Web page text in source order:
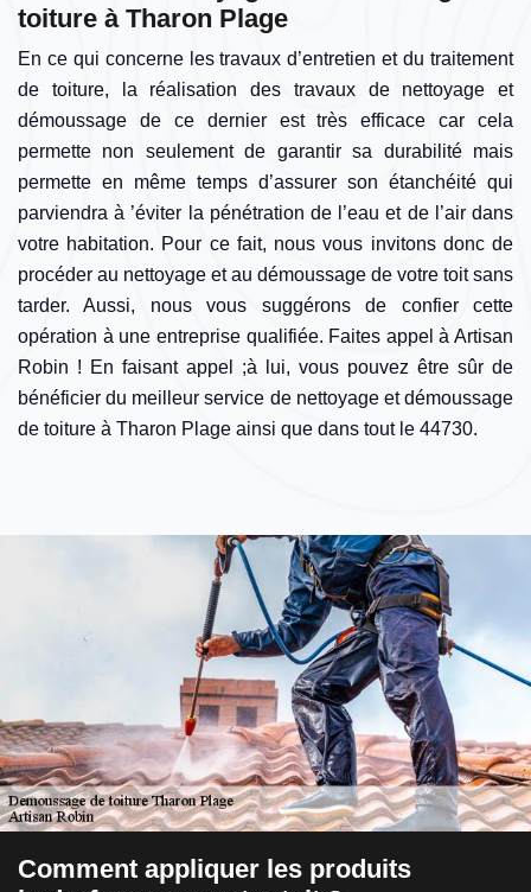
toiture à Tharon Plage
En ce qui concerne les travaux d’entretien et du traitement
de toiture, la réalisation des travaux de nettoyage et
démoussage de ce dernier est très efficace car cela
permette non seulement de garantir sa durabilité mais
permette en même temps d’assurer son étanchéité qui
parviendra à ’éviter la pénétration de l’eau et de l’air dans
votre habitation. Pour ce fait, nous vous invitons donc de
procéder au nettoyage et au démoussage de votre toit sans
tarder. Aussi, nous vous suggérons de confier cette
opération à une entreprise qualifiée. Faites appel à Artisan
Robin ! En faisant appel ;à lui, vous pouvez être sûr de
bénéficier du meilleur service de nettoyage et démoussage
de toiture à Tharon Plage ainsi que dans tout le 44730.
Comment appliquer les produits